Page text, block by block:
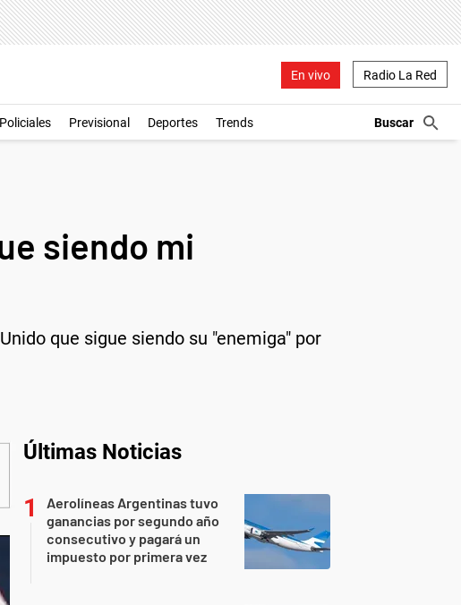
En vivo Radio La Red
Policiales Previsional Deportes Trends
siendo mi
que sigue siendo su "enemiga" por
Últimas Noticias
Aerolíneas Argentinas tuvo
ganancias por segundo año
consecutivo y pagará un
impuesto por primera vez